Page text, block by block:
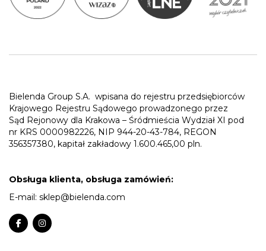
Bielenda Group S.A. wpisana do rejestru przedsiębiorców
Krajowego Rejestru Sądowego prowadzonego przez
Sąd Rejonowy dla Krakowa – Śródmieścia Wydział XI pod
nr KRS 0000982226, NIP 944-20-43-784, REGON
356357380, kapitał zakładowy 1.600.465,00 pln.
Obsługa klienta, obsługa zamówień:
E-mail: sklep@bielenda.com